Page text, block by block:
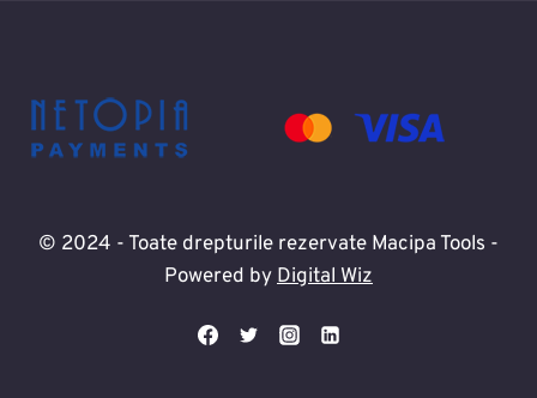
© 2024 - Toate drepturile rezervate Macipa Tools -
Powered byDigital Wiz